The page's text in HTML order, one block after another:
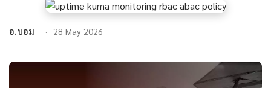
อ.บอม 28 May 2026